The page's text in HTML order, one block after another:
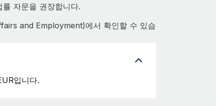
자문을 권장합니다.
and Employment)에서 확인할 수 있습
입니다.